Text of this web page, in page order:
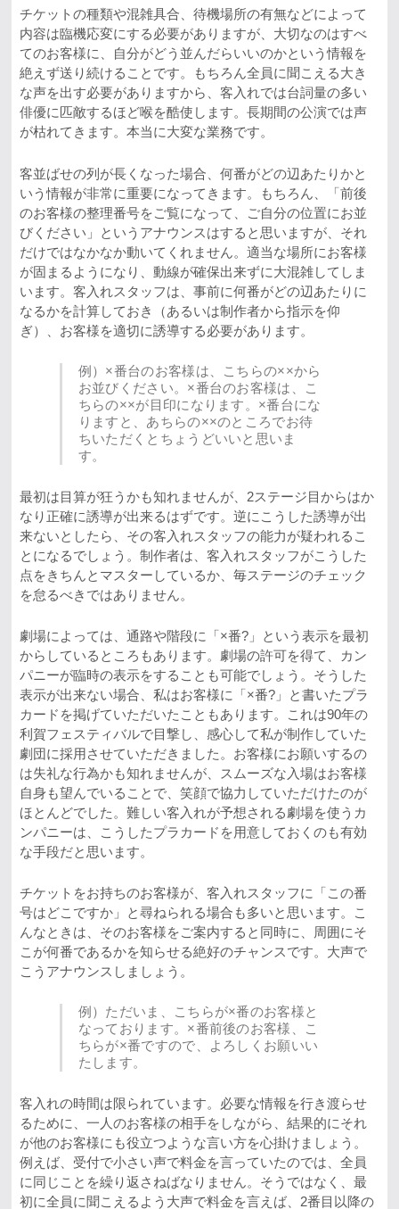
チケットの種類や混雑具合、待機場所の有無などによって
内容は臨機応変にする必要がありますが、大切なのはすべ
てのお客様に、自分がどう並んだらいいのかという情報を
絶えず送り続けることです。もちろん全員に聞こえる大き
な声を出す必要がありますから、客入れでは台詞量の多い
俳優に匹敵するほど喉を酷使します。長期間の公演では声
が枯れてきます。本当に大変な業務です。
客並ばせの列が長くなった場合、何番がどの辺あたりかと
いう情報が非常に重要になってきます。もちろん、「前後
のお客様の整理番号をご覧になって、ご自分の位置にお並
びください」というアナウンスはすると思いますが、それ
だけではなかなか動いてくれません。適当な場所にお客様
が固まるようになり、動線が確保出来ずに大混雑してしま
います。客入れスタッフは、事前に何番がどの辺あたりに
なるかを計算しておき（あるいは制作者から指示を仰
ぎ）、お客様を適切に誘導する必要があります。
例）×番台のお客様は、こちらの××から
お並びください。×番台のお客様は、こ
ちらの××が目印になります。×番台にな
りますと、あちらの××のところでお待
ちいただくとちょうどいいと思いま
す。
最初は目算が狂うかも知れませんが、2ステージ目からはか
なり正確に誘導が出来るはずです。逆にこうした誘導が出
来ないとしたら、その客入れスタッフの能力が疑われるこ
とになるでしょう。制作者は、客入れスタッフがこうした
点をきちんとマスターしているか、毎ステージのチェック
を怠るべきではありません。
劇場によっては、通路や階段に「×番?」という表示を最初
からしているところもあります。劇場の許可を得て、カン
パニーが臨時の表示をすることも可能でしょう。そうした
表示が出来ない場合、私はお客様に「×番?」と書いたプラ
カードを掲げていただいたこともあります。これは90年の
利賀フェスティバルで目撃し、感心して私が制作していた
劇団に採用させていただきました。お客様にお願いするの
は失礼な行為かも知れませんが、スムーズな入場はお客様
自身も望んでいることで、笑顔で協力していただけたのが
ほとんどでした。難しい客入れが予想される劇場を使うカ
ンパニーは、こうしたプラカードを用意しておくのも有効
な手段だと思います。
チケットをお持ちのお客様が、客入れスタッフに「この番
号はどこですか」と尋ねられる場合も多いと思います。こ
んなときは、そのお客様をご案内すると同時に、周囲にそ
こが何番であるかを知らせる絶好のチャンスです。大声で
こうアナウンスしましょう。
例）ただいま、こちらが×番のお客様と
なっております。×番前後のお客様、こ
ちらが×番ですので、よろしくお願いい
たします。
客入れの時間は限られています。必要な情報を行き渡らせ
るために、一人のお客様の相手をしながら、結果的にそれ
が他のお客様にも役立つような言い方を心掛けましょう。
例えば、受付で小さい声で料金を言っていたのでは、全員
に同じことを繰り返さねばなりません。そうではなく、最
初に全員に聞こえるよう大声で料金を言えば、2番目以降の